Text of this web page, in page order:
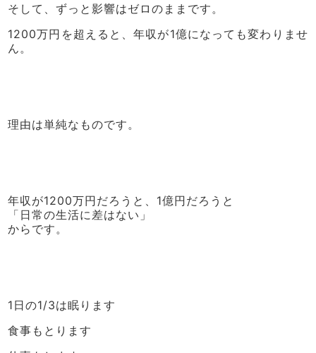
そして、ずっと影響はゼロのままです。
1200万円を超えると、年収が1億になっても変わりませ
ん。
理由は単純なものです。
年収が1200万円だろうと、1億円だろうと
「日常の生活に差はない」
からです。
1日の1/3は眠ります
食事もとります